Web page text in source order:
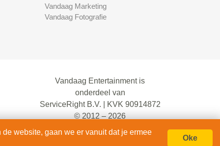
Vandaag Marketing
Vandaag Fotografie
Vandaag Entertainment is
onderdeel van
ServiceRight B.V. | KVK 90914872
© 2012 – 2026
alle rechten voorbehouden.
website, gaan we er vanuit dat je ermee
Oke